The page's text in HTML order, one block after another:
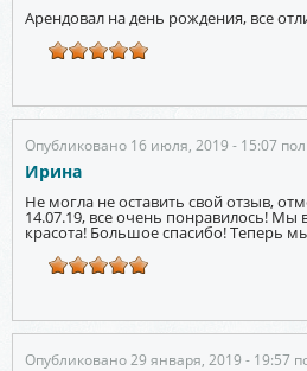
Арендовал на день рождения, все
Опубликовано 16 июля, 2019 - 15:07
Ирина
Не могла не оставить свой отзыв,
14.07.19, все очень понравилось! Мы
красота! Большое спасибо! Теперь
Опубликовано 29 января, 2019 - 19:57